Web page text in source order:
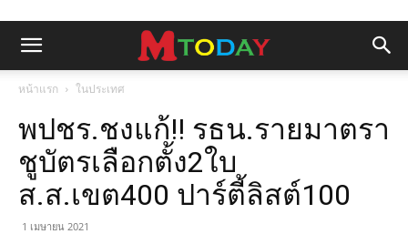
หน้าแรก ในประเทศ
พปชร.ชงแก้!! รธน.รายมาตรา
ชูบัตรเลือกตั้ง2ใบ
ส.ส.เขต400 ปาร์ตี้ลิสต์100
1 เมษายน 2021